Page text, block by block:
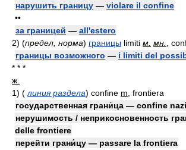
нарушить границу — violare il confine
••
за границей — all'estero
2) (предел, норма) границы limiti м. мн. ,
границы возможного — i limiti del
* * *
ж.
1) ( линия раздела) confine m , frontiera
государственная грани́ца — confine
нерушимость / неприкосновенность
delle frontiere
перейти грани́цу — passare la frontiera